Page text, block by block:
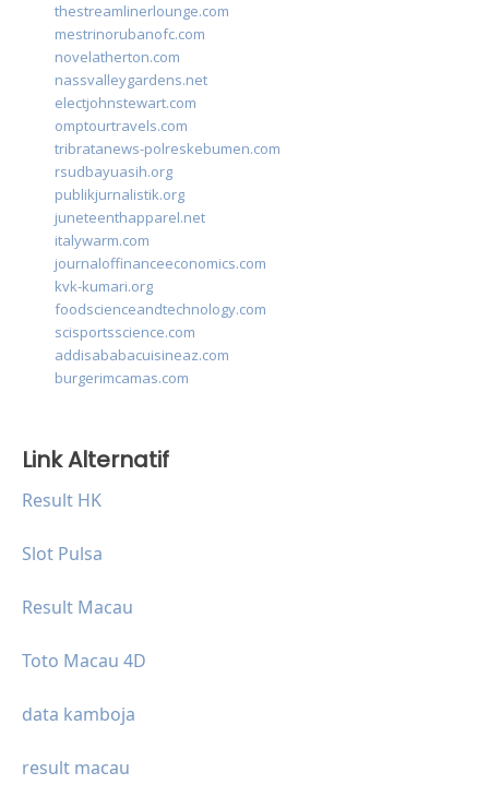
thestreamlinerlounge.com
mestrinorubanofc.com
novelatherton.com
nassvalleygardens.net
electjohnstewart.com
omptourtravels.com
tribratanews-polreskebumen.com
rsudbayuasih.org
publikjurnalistik.org
juneteenthapparel.net
italywarm.com
journaloffinanceeconomics.com
kvk-kumari.org
foodscienceandtechnology.com
scisportsscience.com
addisababacuisineaz.com
burgerimcamas.com
Link Alternatif
Result HK
Slot Pulsa
Result Macau
Toto Macau 4D
data kamboja
result macau